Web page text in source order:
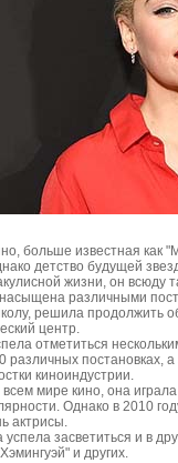
больше известная как
детство будущей
жизни, он всюду
различными
решила продолжить
центр.
отметиться
различных
киноиндустрии.
мире кино, она
Однако в 2010
актрисы.
засветиться и в
и других.